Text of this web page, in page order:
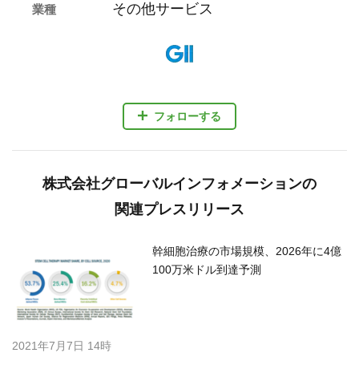
フォローする
業種 その他サービス
株式会社グローバルインフォメーションの
関連プレスリリース
幹細胞治療の市場規模、2026年に4億
100万米ドル到達予測
2021年7月7日 14時